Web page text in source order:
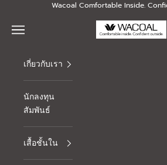
Skip to contentWacoal Comfortable Inside.
Thai Wacoal
Navigation menu
เกี่ยวกับเรา
นักลงทุน
สัมพันธ์
เสื้อชั้นใน